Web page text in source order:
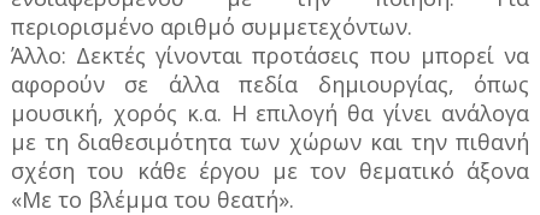
περιορισμένο αριθμό συμμετεχόντων.
Άλλο: Δεκτές γίνονται προτάσεις που μπορεί να
αφορούν σε άλλα πεδία δημιουργίας, όπως
μουσική, χορός κ.α. Η επιλογή θα γίνει ανάλογα
με τη διαθεσιμότητα των χώρων και την πιθανή
σχέση του κάθε έργου με τον θεματικό άξονα
«Με το βλέμμα του θεατή».